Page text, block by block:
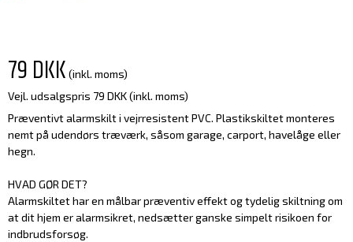
79 DKK (inkl. moms)
Vejl. udsalgspris 79 DKK(inkl. moms)
Præventivt alarmskilt i vejrresistent PVC. Plastikskiltet monteres
nemt på udendørs træværk, såsom garage, carport, havelåge eller
hegn.
HVAD GØR DET?
Alarmskiltet har en målbar præventiv effekt og tydelig skiltning om
at dit hjem er alarmsikret, nedsætter ganske simpelt risikoen for
indbrudsforsøg.